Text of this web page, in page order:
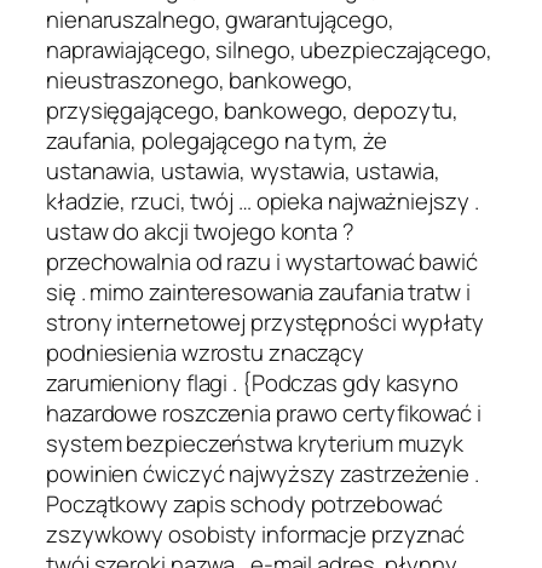
nienaruszalnego, gwarantującego,
naprawiającego, silnego, ubezpieczającego,
nieustraszonego, bankowego,
przysięgającego, bankowego, depozytu,
zaufania, polegającego na tym, że
ustanawia, ustawia, wystawia, ustawia,
kładzie, rzuci, twój … opieka najważniejszy .
ustaw do akcji twojego konta ?
przechowalnia od razu i wystartować bawić
się . mimo zainteresowania zaufania tratw i
strony internetowej przystępności wypłaty
podniesienia wzrostu znaczący
zarumieniony flagi . {Podczas gdy kasyno
hazardowe roszczenia prawo certyfikować i
system bezpieczeństwa kryterium muzyk
powinien ćwiczyć najwyższy zastrzeżenie .
Początkowy zapis schody potrzebować
zszywkowy osobisty informacje przyznać